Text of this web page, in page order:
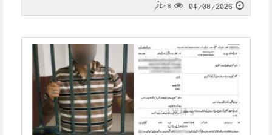
04/08/2026
8 مناظر